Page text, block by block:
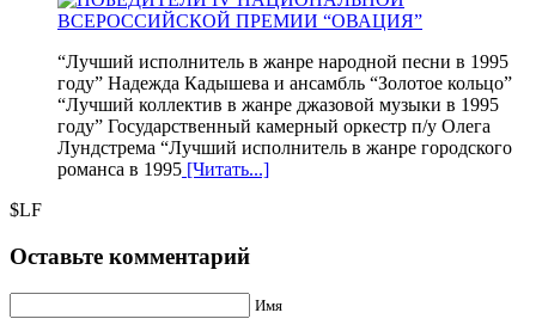
“Лучший исполнитель в жанре народной песни в 1995
году” Надежда Кадышева и ансамбль “Золотое кольцо”
“Лучший коллектив в жанре джазовой музыки в 1995
году” Государственный камерный оркестр п/у Олега
Лундстрема “Лучший исполнитель в жанре городского
романса в 1995 [Читать...]
$LF
Оставьте комментарий
Имя